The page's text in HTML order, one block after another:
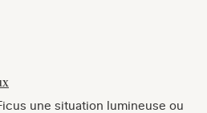
une situation lumineuse ou